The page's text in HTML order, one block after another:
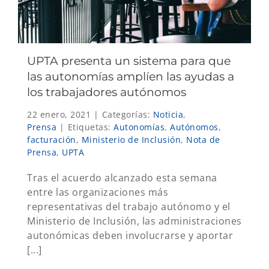
UPTA presenta un sistema para que
las autonomías amplíen las ayudas a
los trabajadores autónomos
22 enero, 2021 | Categorías: Noticia,
Prensa | Etiquetas: Autonomías, Autónomos,
facturación, Ministerio de Inclusión, Nota de
Prensa, UPTA
Tras el acuerdo alcanzado esta semana
entre las organizaciones más
representativas del trabajo autónomo y el
Ministerio de Inclusión, las administraciones
autonómicas deben involucrarse y aportar
[...]